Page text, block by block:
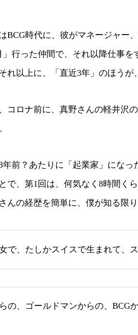
BCG時代に、彼がマネージャー
」行った仲間で、それ以降仕事
れ以上に、「直近3年」のほうが
コロナ前に、真野さんの軽井沢
年前？あたりに「起業家」にな
で、第1回は、何気なく8時間くら
んの経歴を簡単に、僕が知る限り
で、たしかスイスで生まれて、
の、ゴールドマンからの、BCG